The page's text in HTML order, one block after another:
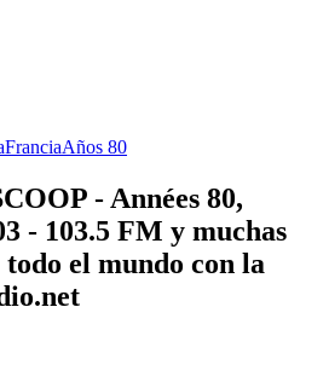
FranciaAños 80
- Années 80,
- 103.5 FM y muchas
todo el mundo con la